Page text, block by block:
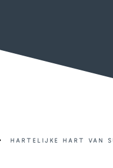
Hartelijke hart van